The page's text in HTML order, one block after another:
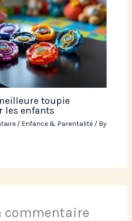
toupie
les enfants
/ Enfance & Parentalité/ By
commentaire